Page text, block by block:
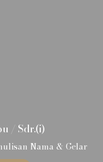
/ Sdr.(i)
Nama & Gelar